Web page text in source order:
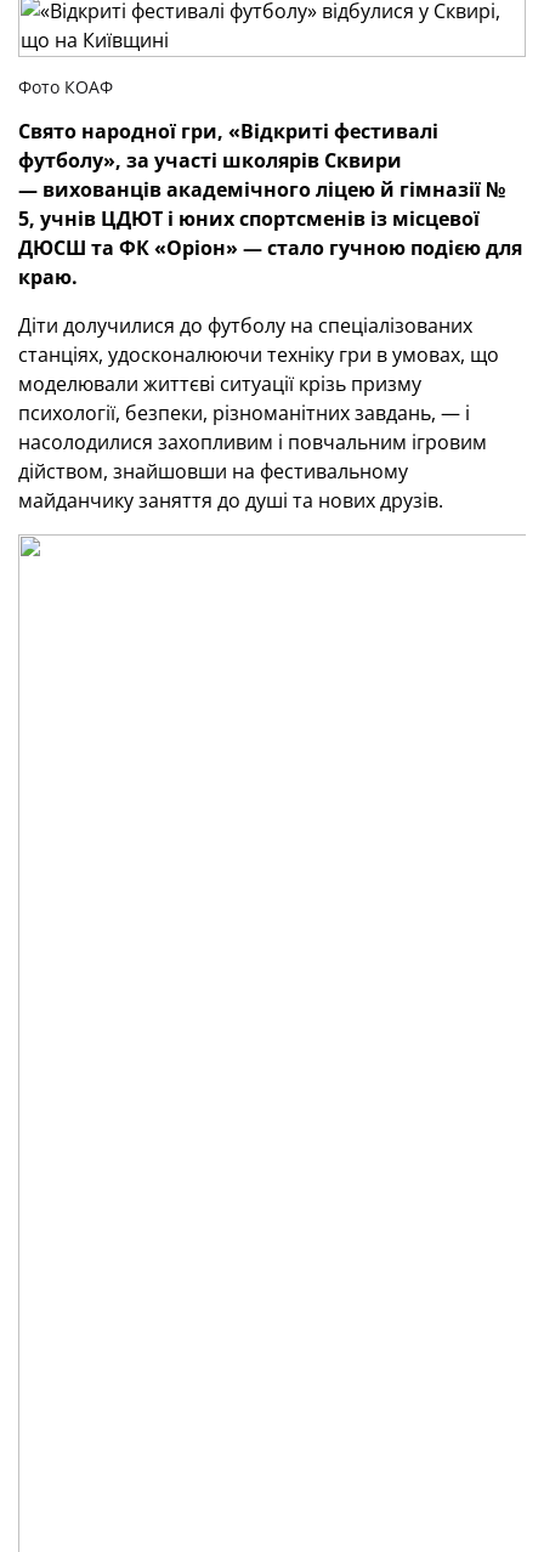
Фото КОАФ
Свято народної гри, «Відкриті фестивалі
футболу», за участі школярів Сквири
— вихованців академічного ліцею й гімназії №
5, учнів ЦДЮТ і юних спортсменів із місцевої
ДЮСШ та ФК «Оріон» — стало гучною подією для
краю.
Діти долучилися до футболу на спеціалізованих
станціях, удосконалюючи техніку гри в умовах, що
моделювали життєві ситуації крізь призму
психології, безпеки, різноманітних завдань, — і
насолодилися захопливим і повчальним ігровим
дійством, знайшовши на фестивальному
майданчику заняття до душі та нових друзів.